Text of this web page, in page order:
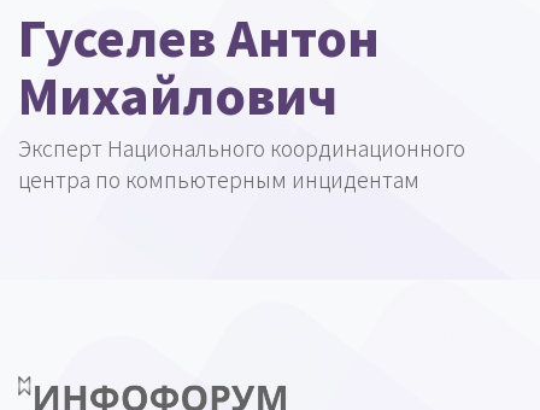
Гуселев Антон
Михайлович
Эксперт Национального координационного
центра по компьютерным инцидентам